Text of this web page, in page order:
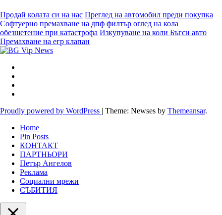
Продай колата си на нас Преглед на автомобил преди покупка
Софтуерно премахване на дпф филтър оглед на кола
обезщетение при катастрофа Изкупуване на коли Бъгси авто
Премахване на егр клапан
Proudly powered by WordPress | Theme: Newses by Themeansar.
Home
Pin Posts
КОНТАКТ
ПАРТНЬОРИ
Петър Ангелов
Реклама
Социални мрежи
СЪБИТИЯ